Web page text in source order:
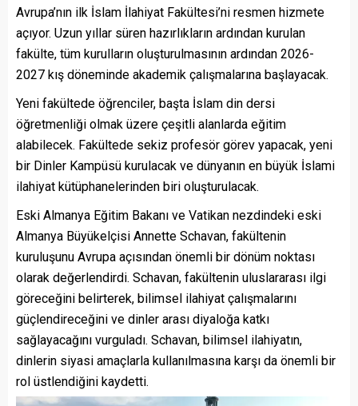
Avrupa’nın ilk İslam İlahiyat Fakültesi’ni resmen hizmete
açıyor. Uzun yıllar süren hazırlıkların ardından kurulan
fakülte, tüm kurulların oluşturulmasının ardından 2026-
2027 kış döneminde akademik çalışmalarına başlayacak.
Yeni fakültede öğrenciler, başta İslam din dersi
öğretmenliği olmak üzere çeşitli alanlarda eğitim
alabilecek. Fakültede sekiz profesör görev yapacak, yeni
bir Dinler Kampüsü kurulacak ve dünyanın en büyük İslami
ilahiyat kütüphanelerinden biri oluşturulacak.
Eski Almanya Eğitim Bakanı ve Vatikan nezdindeki eski
Almanya Büyükelçisi Annette Schavan, fakültenin
kuruluşunu Avrupa açısından önemli bir dönüm noktası
olarak değerlendirdi. Schavan, fakültenin uluslararası ilgi
göreceğini belirterek, bilimsel ilahiyat çalışmalarını
güçlendireceğini ve dinler arası diyaloğa katkı
sağlayacağını vurguladı. Schavan, bilimsel ilahiyatın,
dinlerin siyasi amaçlarla kullanılmasına karşı da önemli bir
rol üstlendiğini kaydetti.